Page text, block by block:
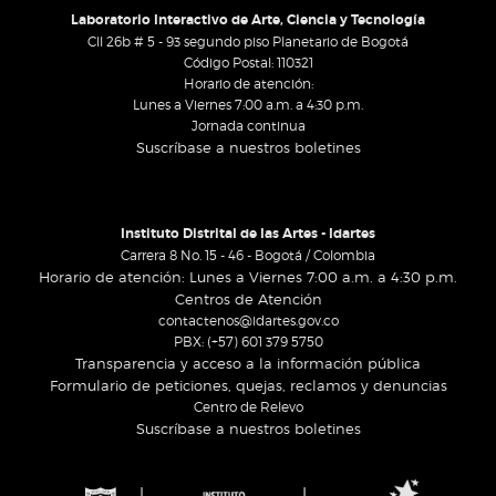
Laboratorio Interactivo de Arte, Ciencia y Tecnología
Cll 26b # 5 - 93 segundo piso Planetario de Bogotá
Código Postal: 110321
Horario de atención:
Lunes a Viernes 7:00 a.m. a 4:30 p.m.
Jornada continua
Suscríbase a nuestros boletines
Instituto Distrital de las Artes - Idartes
Carrera 8 No. 15 - 46 - Bogotá / Colombia
Horario de atención: Lunes a Viernes 7:00 a.m. a 4:30 p.m.
Centros de Atención
contactenos@idartes.gov.co
PBX: (+57) 601 379 5750
Transparencia y acceso a la información pública
Formulario de peticiones, quejas, reclamos y denuncias
Centro de Relevo
Suscríbase a nuestros boletines